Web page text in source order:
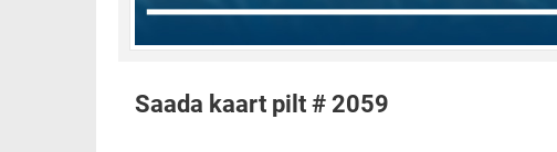
Saada kaart pilt # 2059